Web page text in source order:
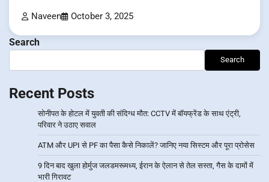
Naveen October 3, 2025
Search
Search
Recent Posts
सोनीपत के होटल में युवती की संदिग्ध मौत: CCTV में बॉयफ्रेंड के साथ एंट्री,
परिवार ने उठाए सवाल
ATM और UPI से PF का पैसा कैसे निकालें? जानिए नया सिस्टम और पूरा प्रोसेस
9 दिन बाद खुला होर्मुज जलडमरूमध्य, ईरान के ऐलान से तेल सस्ता, गैस के दामों में
भारी गिरावट